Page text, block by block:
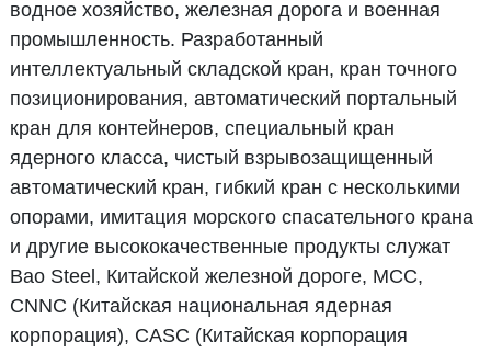
водное хозяйство, железная дорога и военная
промышленность. Разработанный
интеллектуальный складской кран, кран точного
позиционирования, автоматический портальный
кран для контейнеров, специальный кран
ядерного класса, чистый взрывозащищенный
автоматический кран, гибкий кран с несколькими
опорами, имитация морского спасательного крана
и другие высококачественные продукты служат
Bao Steel, Китайской железной дороге, MCC,
CNNC (Китайская национальная ядерная
корпорация), CASC (Китайская корпорация